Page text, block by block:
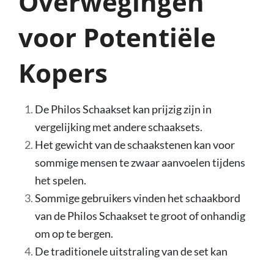
voor Potentiële
Kopers
De Philos Schaakset kan prijzig zijn in
vergelijking met andere schaaksets.
Het gewicht van de schaakstenen kan voor
sommige mensen te zwaar aanvoelen tijdens
het spelen.
Sommige gebruikers vinden het schaakbord
van de Philos Schaakset te groot of onhandig
om op te bergen.
De traditionele uitstraling van de set kan